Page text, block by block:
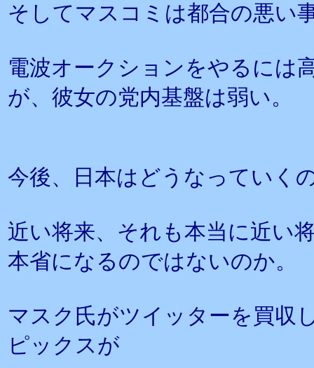
そしてマスコミは都合の悪い
電波オークションをやるには
が、彼女の党内基盤は弱い。
今後、日本はどうなっていく
近い将来、それも本当に近い
本省になるのではないのか。
マスク氏がツイッターを買収
ピックスが